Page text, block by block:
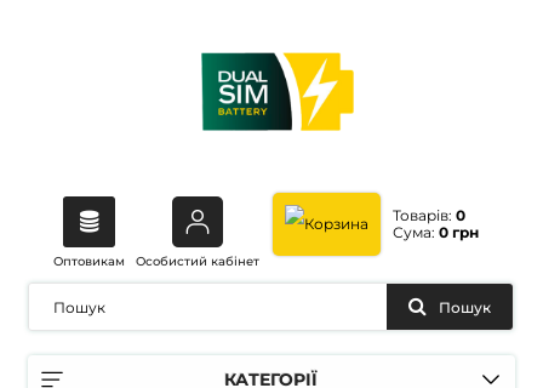
Оптовикам Особистий кабінет
Товарів: 0
Сума: 0 грн
КАТЕГОРІЇ
Пошук